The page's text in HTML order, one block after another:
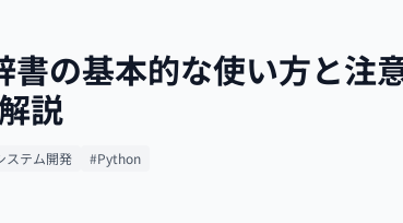
の基本的な使い方と注
説
ステム開発 #Python